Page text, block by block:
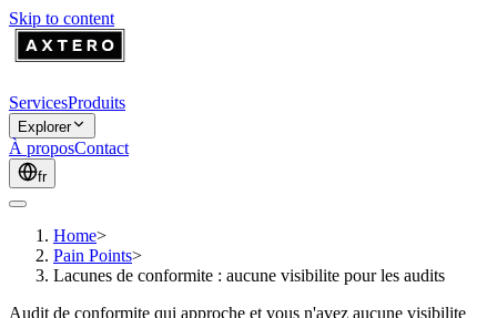
Skip to content
ServicesProduits
Explorer
À proposContact
fr
Home>
Pain Points>
Lacunes de conformite : aucune visibilite pour les audits
Audit de conformite qui approche et vous n'avez aucune visibilite